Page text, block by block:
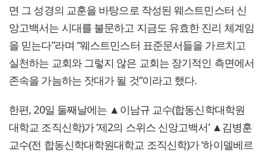
면 그 성경의 교훈을 바탕으로 작성된 웨스트민스터 신
앙고백서는 시대를 불문하고 지금도 유효한 진리 체계임
을 믿는다”라며 “웨스트민스터 표준문서들을 가르치고
실천하는 교회와 그렇지 않은 교회는 장기적인 측면에서
존속을 가늠하는 잣대가 될 것”이라고 했다.
한편, 20일 둘째날에는 ▲이남규 교수(합동신학대학원
대학교 조직신학)가 ‘제2의 스위스 신앙고백서’ ▲김병훈
교수(전 합동신학대학원대학교 조직신학)가 ‘하이델베르